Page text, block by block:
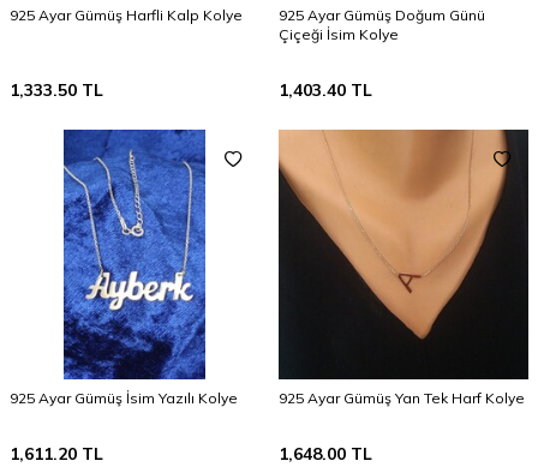
925 Ayar Gümüş Harfli Kalp Kolye
1,333.50 TL
925 Ayar Gümüş Doğum Günü
Çiçeği İsim Kolye
1,403.40 TL
925 Ayar Gümüş İsim Yazılı Kolye
1,611.20 TL
925 Ayar Gümüş Yan Tek Harf Kolye
1,648.00 TL